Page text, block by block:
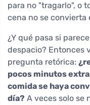
para no "tragarlo", o
cena no se convierta
¿Y qué pasa si
despacio? Entonces
pregunta retórica:
pocos minutos
comida se haya
día? A veces solo se